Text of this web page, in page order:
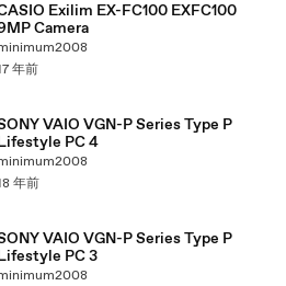
Exilim EX-FC100 EXFC100
Camera
年前
VAIO VGN-P Series Type P
PC 4
年前
VAIO VGN-P Series Type P
PC 3